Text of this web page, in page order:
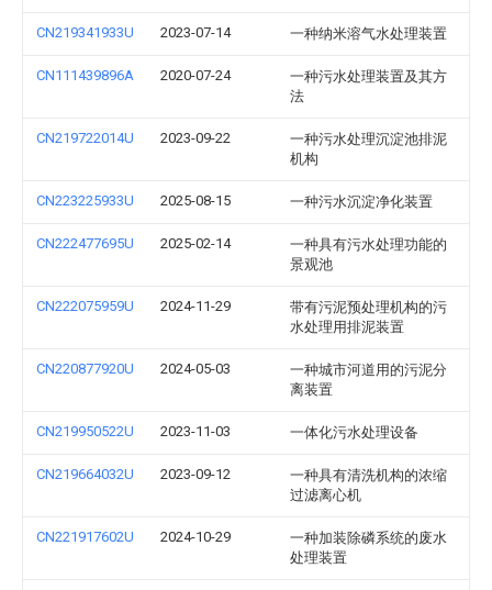
CN219341933U 2023-07-14 一种纳米溶气水处理装置
CN111439896A 2020-07-24
一种污水处理装置及其方
法
CN219722014U 2023-09-22
一种污水处理沉淀池排泥
机构
CN223225933U 2025-08-15 一种污水沉淀净化装置
CN222477695U 2025-02-14
一种具有污水处理功能的
景观池
CN222075959U 2024-11-29
带有污泥预处理机构的污
水处理用排泥装置
CN220877920U 2024-05-03
一种城市河道用的污泥分
离装置
CN219950522U 2023-11-03 一体化污水处理设备
CN219664032U 2023-09-12
一种具有清洗机构的浓缩
过滤离心机
CN221917602U 2024-10-29
一种加装除磷系统的废水
处理装置